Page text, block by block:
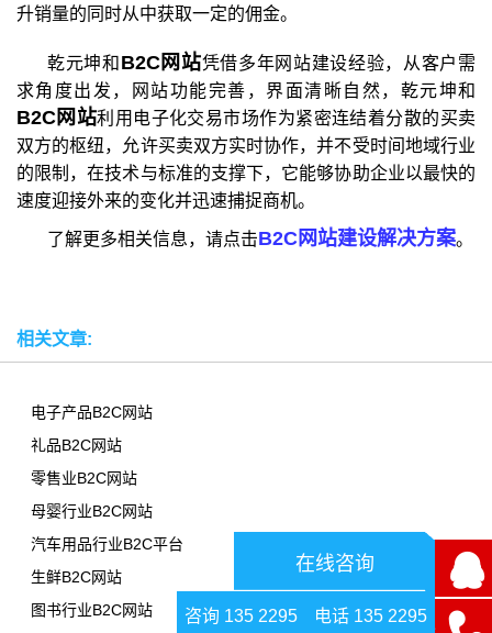
升销量的同时从中获取一定的佣金。
乾元坤和 B2C网站凭借多年网站建设经验，从客户需
求角度出发，网站功能完善，界面清晰自然，乾元坤和
B2C网站利用电子化交易市场作为紧密连结着分散的买卖
双方的枢纽，允许买卖双方实时协作，并不受时间地域行业
的限制，在技术与标准的支撑下，它能够协助企业以最快的
速度迎接外来的变化并迅速捕捉商机。
了解更多相关信息，请点击B2C网站建设解决方案。
相关文章:
电子产品B2C网站
礼品B2C网站
零售业B2C网站
母婴行业B2C网站
汽车用品行业B2C平台
生鲜B2C网站
图书行业B2C网站
在线咨询
咨询 135 2295 电话 135 2295